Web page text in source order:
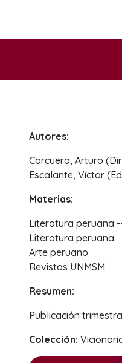
Autores:
Corcuera, Arturo
Escalante, Víctor
Materias:
Literatura peruana
Literatura peruana
Arte peruano
Revistas UNMSM
Resumen:
Publicación
Colección: